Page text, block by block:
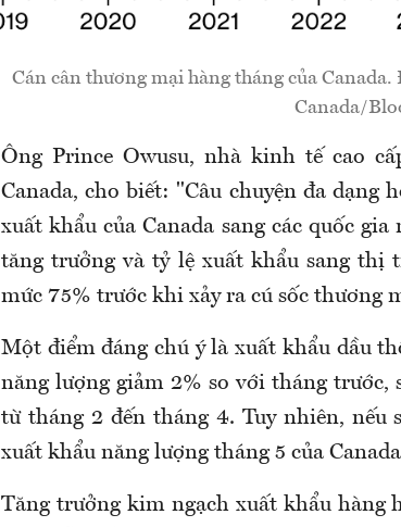
Cán cân thương mại hàng tháng của
Canada/
Ông Prince Owusu, nhà kinh tế cao
Canada, cho biết: "Câu chuyện đa dạng
xuất khẩu của Canada sang các quốc
tăng trưởng và tỷ lệ xuất khẩu sang thị
mức 75% trước khi xảy ra cú sốc thương
Một điểm đáng chú ý là xuất khẩu dầu
năng lượng giảm 2% so với tháng
từ tháng 2 đến tháng 4. Tuy nhiên, nếu
xuất khẩu năng lượng tháng 5 của
Tăng trưởng kim ngạch xuất khẩu hàng